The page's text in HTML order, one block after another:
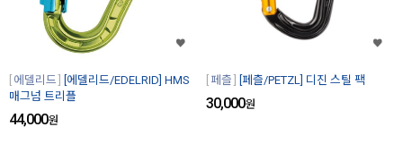
에델리드
[에델리드/EDELRID] HMS
매그넘 트리플
44,000원
페츨 [페츨/PETZL] 디진 스틸 팩
30,000원